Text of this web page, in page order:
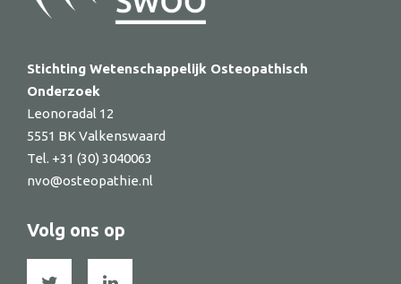
Stichting Wetenschappelijk Osteopathisch
Onderzoek
Leonoradal 12
5551 BK Valkenswaard
Tel. +31 (30) 3040063
nvo@osteopathie.nl
Volg ons op